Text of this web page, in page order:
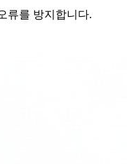
류를 방지합니다.